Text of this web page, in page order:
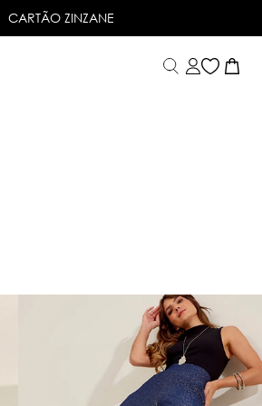
6X SEM JUROSNO CARTÃO DE CRÉDITO
CARTÃO ZINZANE